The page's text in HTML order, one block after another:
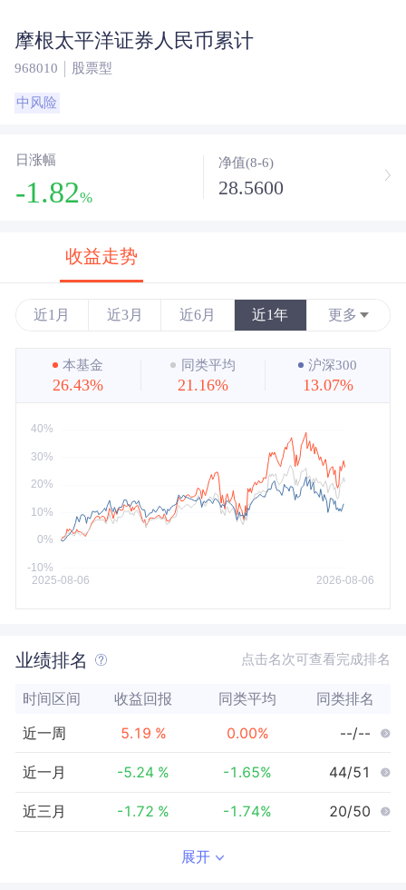
摩根太平洋证券人民币累计
968010 股票型
中风险
日涨幅
-1.82%
净值(8-6)
28.5600
收益走势
近1月 近3月 近6月 近1年 更多
近3年
近5年
最大
本基金
26.43%
同类平均
21.16%
沪深300
13.07%
业绩排名 点击名次可查看完成排名
时间区间 收益回报 同类平均 同类排名
近一周 5.19 % 0.00% --/--
近一月 -5.24 % -1.65% 44/51
近三月 -1.72 % -1.74% 20/50
展开